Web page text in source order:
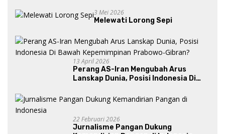
3 Mei 2026
Melewati Lorong Sepi
13 April 2026
Perang AS-Iran Mengubah Arus
Lanskap Dunia, Posisi Indonesia Di
Gibran?
22 Februari 2026
Jurnalisme Pangan Dukung